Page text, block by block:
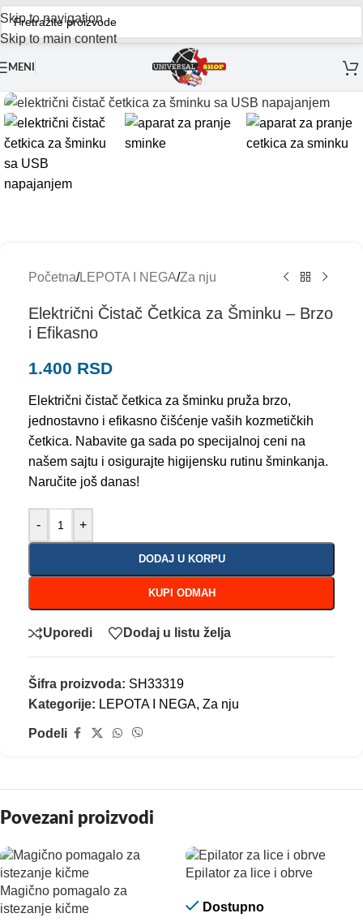
Skip to navigation
Skip to main content
MENI
Početna/LEPOTA I NEGA/Za nju
Električni Čistač Četkica za Šminku – Brzo
i Efikasno
1.400 RSD
Električni čistač četkica za šminku pruža brzo,
jednostavno i efikasno čišćenje vaših kozmetičkih
četkica. Nabavite ga sada po specijalnoj ceni na
našem sajtu i osigurajte higijensku rutinu šminkanja.
Naručite još danas!
- +
DODAJ U KORPU
KUPI ODMAH
Uporedi Dodaj u listu želja
Šifra proizvoda: SH33319
Kategorije: LEPOTA I NEGA, Za nju
Podeli
Povezani proizvodi
Magično pomagalo za
istezanje kičme
Epilator za lice i obrve
Dostupno